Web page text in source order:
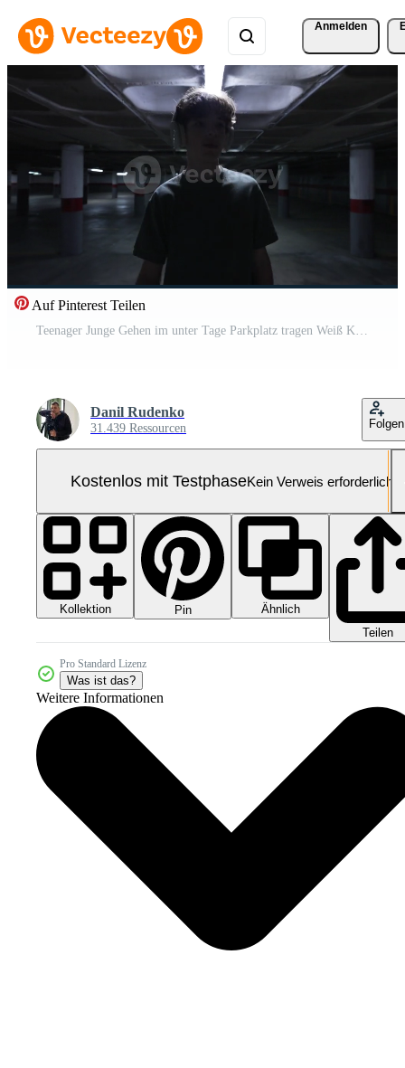
Anmelden
Auf Pinterest Teilen
Teenager Junge Gehen im unter Tage Parkplatz tragen Weiß Kopfhörer und suchen zu das Seite Pro Video
Danil Rudenko
31.439 Ressourcen Folgen
Kostenlos mit TestphaseKein Verweis erforderlich
Kollektion Pin
Ähnlich
Teilen
Pro Standard Lizenz
Was ist das?
Weitere Informationen